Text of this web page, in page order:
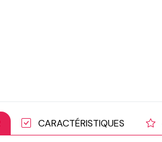
CARACTÉRISTIQUES